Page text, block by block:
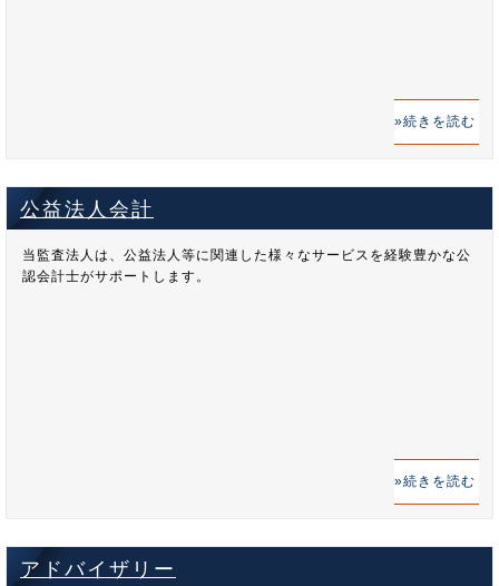
続きを読む
公益法人会計
当監査法人は、公益法人等に関連した様々なサービスを経験豊かな公
認会計士がサポートします。
続きを読む
アドバイザリー